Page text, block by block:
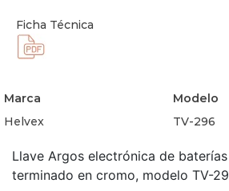
Ficha Técnica
Marca
Modelo
Helvex
TV-296
Llave Argos electrónica de
terminado en cromo, modelo TV-